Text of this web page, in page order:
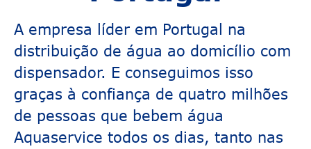
A empresa líder em Portugal na
distribuição de água ao domicílio com
dispensador. E conseguimos isso
graças à confiança de quatro milhões
de pessoas que bebem água
Aquaservice todos os dias, tanto nas